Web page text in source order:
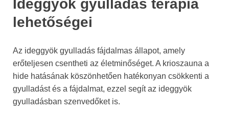
Ideggyök gyulladás terápia
lehetőségei
Az ideggyök gyulladás fájdalmas állapot, amely
erőteljesen csentheti az életminőséget. A krioszauna a
hide hatásának köszönhetően hatékonyan csökkenti a
gyulladást és a fájdalmat, ezzel segít az ideggyök
gyulladásban szenvedőket is.